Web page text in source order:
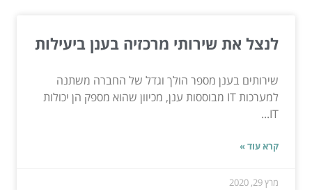
לנצל את שירותי מרכזיה בענן ביעילות
שירותים בענן מספר הולך וגדל של החברה משתנה
למערכות IT מבוססות ענן, מכיוון שהוא מספק הן יכולות
IT...
קרא עוד »
מרץ 29, 2020